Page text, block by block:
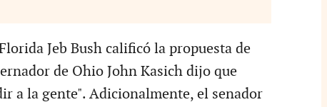
Jeb Bush calificó la propuesta de
de Ohio John Kasich dijo que
a la gente". Adicionalmente, el senador